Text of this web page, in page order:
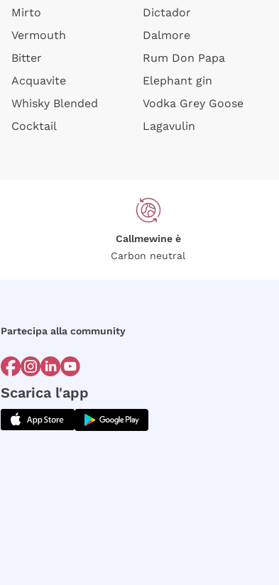
Mirto
Vermouth
Bitter
Acquavite
Whisky Blended
Cocktail
Dictador
Dalmore
Rum Don Papa
Elephant gin
Vodka Grey Goose
Lagavulin
Callmewine è
Carbon neutral
Partecipa alla community
Scarica l'app